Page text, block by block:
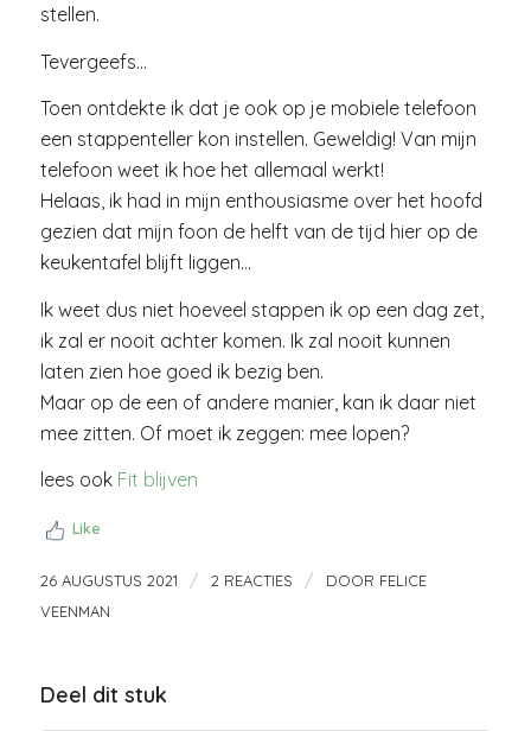
stellen.
Tevergeefs…
Toen ontdekte ik dat je ook op je mobiele telefoon
een stappenteller kon instellen. Geweldig! Van mijn
telefoon weet ik hoe het allemaal werkt!
Helaas, ik had in mijn enthousiasme over het hoofd
gezien dat mijn foon de helft van de tijd hier op de
keukentafel blijft liggen…
Ik weet dus niet hoeveel stappen ik op een dag zet,
ik zal er nooit achter komen. Ik zal nooit kunnen
laten zien hoe goed ik bezig ben.
Maar op de een of andere manier, kan ik daar niet
mee zitten. Of moet ik zeggen: mee lopen?
lees ook Fit blijven
Like
26 AUGUSTUS 2021 / 2 REACTIES / DOOR FELICE
VEENMAN
Deel dit stuk